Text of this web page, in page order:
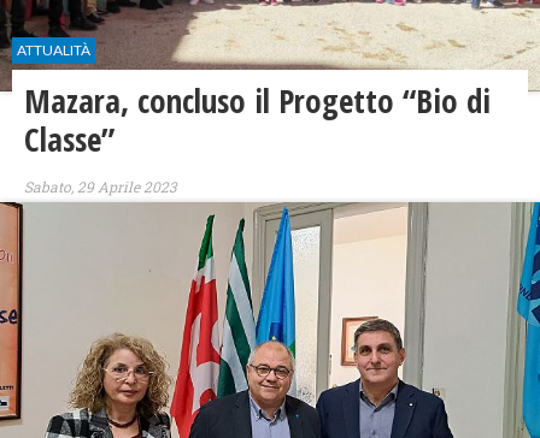
ATTUALITÀ
Mazara, concluso il Progetto “Bio di
Classe”
Sabato, 29 Aprile 2023